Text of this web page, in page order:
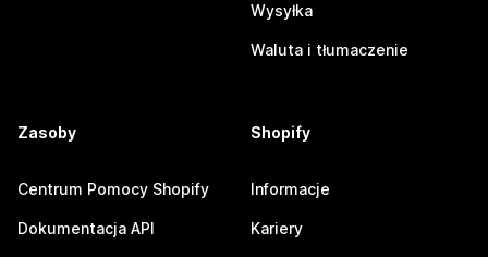
Wysyłka
Waluta i tłumaczenie
Zasoby
Centrum Pomocy Shopify
Dokumentacja API
Shopify
Informacje
Kariery